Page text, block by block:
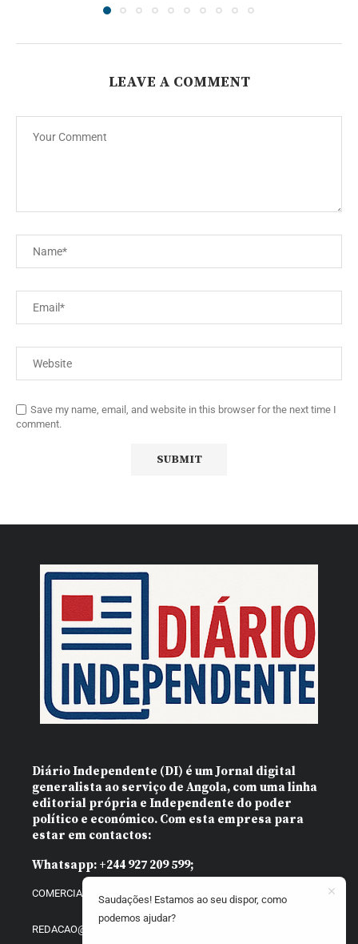
LEAVE A COMMENT
Save my name, email, and website in this browser for the next time I
comment.
Diário Independente (DI) é um Jornal digital
generalista ao serviço de Angola, com uma linha
editorial própria e Independente do poder
político e económico. Com esta empresa para
estar em contactos:
Whatsapp: +244 927 209 599;
COMERCIAL@DIARIOINDEPENDENTE.INFO
REDACAO@DIARIOINDEPENDENTE.INFO
Saudações! Estamos ao seu dispor, como
podemos ajudar?